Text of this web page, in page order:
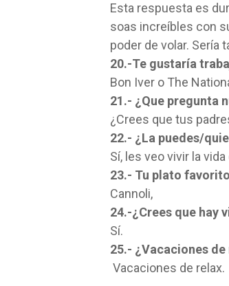
Esta respuesta es
soas increíbles con
poder de volar. Sería
20.-Te gustaría
Bon Iver o The
21.- ¿Que pregunta
¿Crees que tus
22.- ¿La puedes/
Sí, les veo vivir la
23.- Tu plato
Cannoli,
24.-¿Crees que hay
Sí.
25.- ¿Vacaciones
Vacaciones de relax.